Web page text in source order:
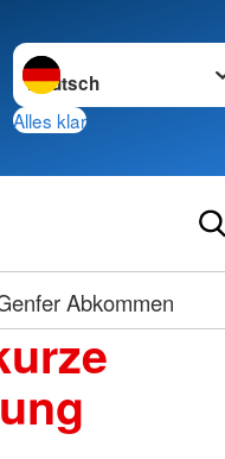
Sprache wechseln zu
Alles klar
Abkommen